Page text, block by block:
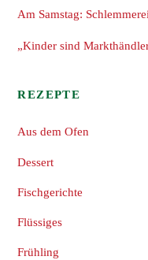
Am Samstag:
„Kinder sind
REZEPTE
Aus dem Ofen
Dessert
Fischgerichte
Flüssiges
Frühling